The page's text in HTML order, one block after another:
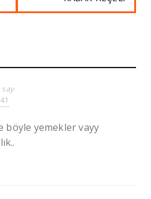
böyle yemekler vayy